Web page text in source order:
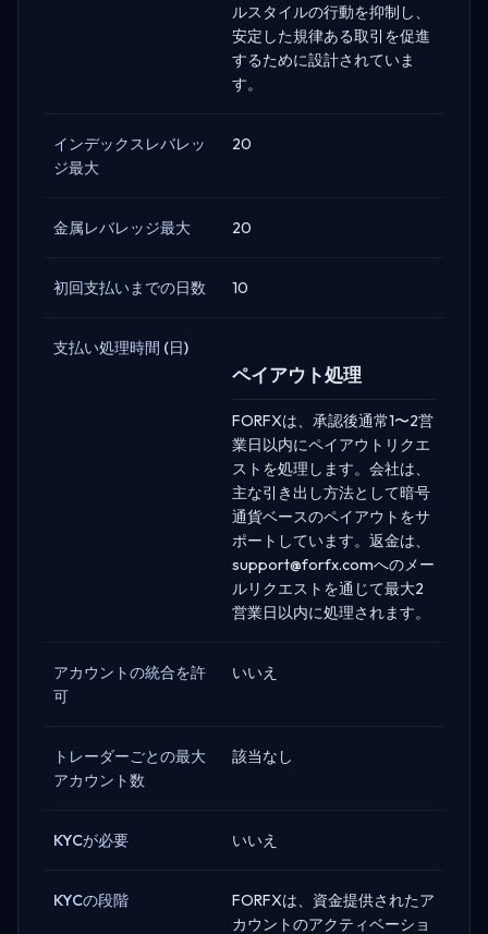
ルスタイルの行動を抑制し、
安定した規律ある取引を促進
するために設計されていま
す。
インデックスレバレッ
ジ最大
20
金属レバレッジ最大 20
初回支払いまでの日数 10
支払い処理時間 (日)
ペイアウト処理
FORFXは、承認後通常1〜2営
業日以内にペイアウトリクエ
ストを処理します。会社は、
主な引き出し方法として暗号
通貨ベースのペイアウトをサ
ポートしています。返金は、
support@forfx.comへのメー
ルリクエストを通じて最大2
営業日以内に処理されます。
アカウントの統合を許
可
いいえ
トレーダーごとの最大
アカウント数
該当なし
KYCが必要 いいえ
KYCの段階
FORFXは、資金提供されたア
カウントのアクティベーショ